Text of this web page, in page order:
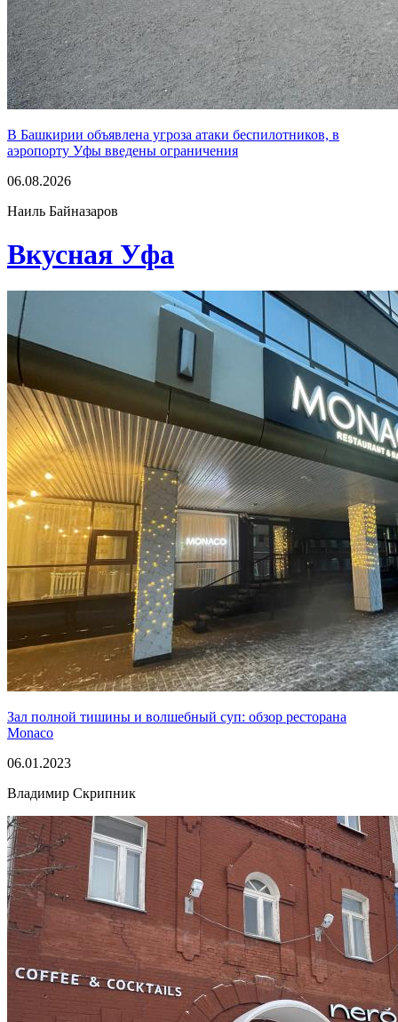
В Башкирии объявлена угроза атаки беспилотников, в
аэропорту Уфы введены ограничения
06.08.2026
Наиль Байназаров
Вкусная Уфа
Зал полной тишины и волшебный суп: обзор ресторана
Monaco
06.01.2023
Владимир Скрипник